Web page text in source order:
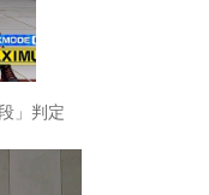
」判定